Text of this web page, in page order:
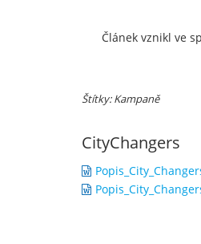
Článek vznikl ve
Štítky: Kampaně
CityChangers